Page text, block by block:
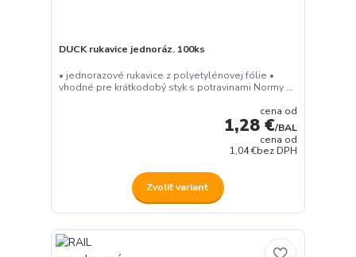
DUCK rukavice jednoráz. 100ks
• jednorazové rukavice z polyetylénovej fólie •
vhodné pre krátkodobý styk s potravinami Normy ...
cena od
1,28 €/BAL
cena od
1,04 €bez DPH
Zvoliť variant